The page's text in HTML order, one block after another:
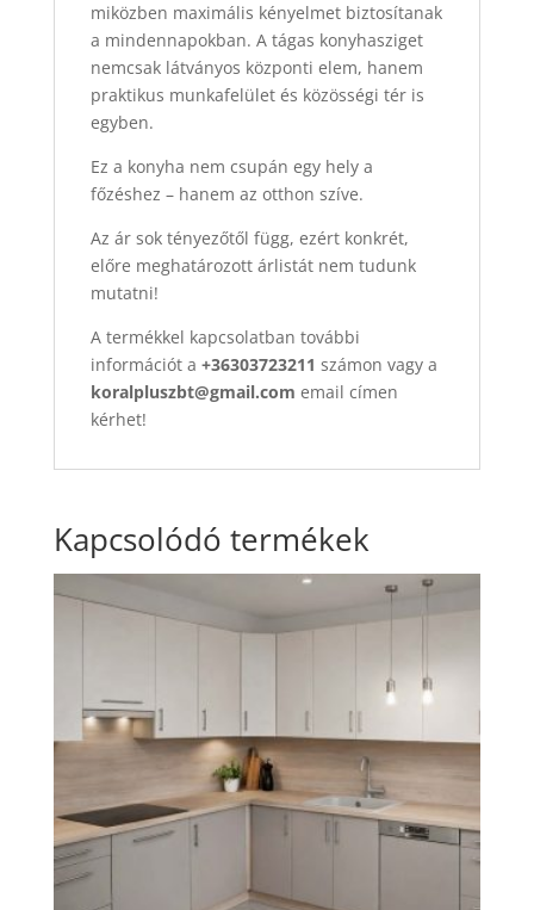
miközben maximális kényelmet biztosítanak
a mindennapokban. A tágas konyhasziget
nemcsak látványos központi elem, hanem
praktikus munkafelület és közösségi tér is
egyben.
Ez a konyha nem csupán egy hely a
főzéshez – hanem az otthon szíve.
Az ár sok tényezőtől függ, ezért konkrét,
előre meghatározott árlistát nem tudunk
mutatni!
A termékkel kapcsolatban további
információt a +36303723211 számon vagy a
koralpluszbt@gmail.com email címen
kérhet!
Kapcsolódó termékek